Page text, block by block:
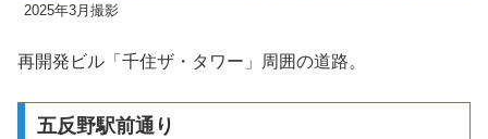
2025年3月撮影
再開発ビル「千住ザ・タワー」周囲の道路。
五反野駅前通り